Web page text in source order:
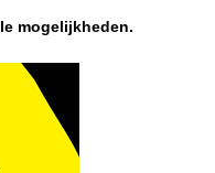
mogelijkheden.